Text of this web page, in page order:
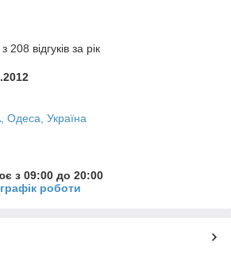
відгуків за рік
Одеса, Україна
з 09:00 до 20:00
роботи